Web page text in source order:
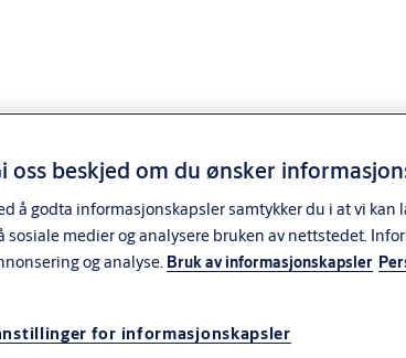
oss beskjed om du ønsker
å godta informasjonskapsler samtykker du i at vi
sosiale medier og analysere bruken av nettstedet.
og analyse. Bruk av informasjonskapsler
for informasjonskapsler